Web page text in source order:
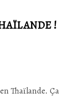
!
Thaïlande. Ça